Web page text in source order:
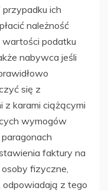
ich
należność
podatku
nabywca jeśli
się z
z karami ciążącymi
wymogów
faktury na
fizyczne,
odpowiadają z tego